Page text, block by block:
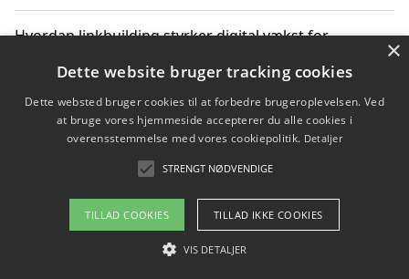
Hvordan linkbuilding styrker digital vækst for
Sådan har udviklingen inden for genbrug af elektronik
ændret sig
Copyright 2026 - Pilanto Aps
Om / kontakt
×
Dette website bruger tracking cookies
Dette websted bruger cookies til at forbedre brugeroplevelsen. Ved
at bruge vores hjemmeside accepterer du alle cookies i
overensstemmelse med vores cookiepolitik. Detaljer
STRENGT NØDVENDIGE
TILLAD COOKIES TILLAD IKKE COOKIES
VIS DETALJER